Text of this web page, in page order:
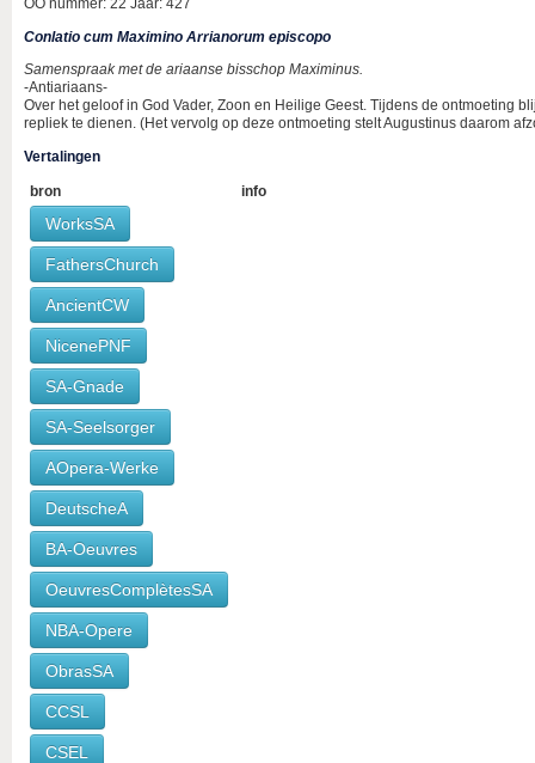
OO nummer: 22 Jaar: 427
Conlatio cum Maximino Arrianorum episcopo
Samenspraak met de ariaanse bisschop Maximinus.
-Antiariaans-
Over het geloof in God Vader, Zoon en Heilige Geest. Tijdens de ontmoeting
repliek te dienen. (Het vervolg op deze ontmoeting stelt Augustinus daarom
Vertalingen
bron info
WorksSA
FathersChurch
AncientCW
NicenePNF
SA-Gnade
SA-Seelsorger
AOpera-Werke
DeutscheA
BA-Oeuvres
OeuvresComplètesSA
NBA-Opere
ObrasSA
CCSL
CSEL